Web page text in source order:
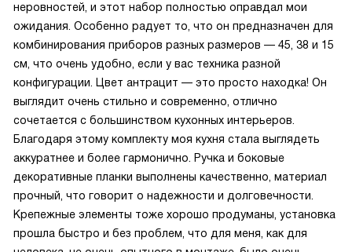
неровностей, и этот набор полностью оправдал мои
ожидания. Особенно радует то, что он предназначен для
комбинирования приборов разных размеров — 45, 38 и 15
см, что очень удобно, если у вас техника разной
конфигурации. Цвет антрацит — это просто находка! Он
выглядит очень стильно и современно, отлично
сочетается с большинством кухонных интерьеров.
Благодаря этому комплекту моя кухня стала выглядеть
аккуратнее и более гармонично. Ручка и боковые
декоративные планки выполнены качественно, материал
прочный, что говорит о надежности и долговечности.
Крепежные элементы тоже хорошо продуманы, установка
прошла быстро и без проблем, что для меня, как для